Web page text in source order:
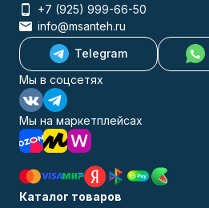
+7 (925) 999-66-50
info@msanteh.ru
Telegram
Мы в соцсетях
Мы на маркетплейсах
Каталог товаров